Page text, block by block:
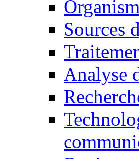
Sources
Analyse